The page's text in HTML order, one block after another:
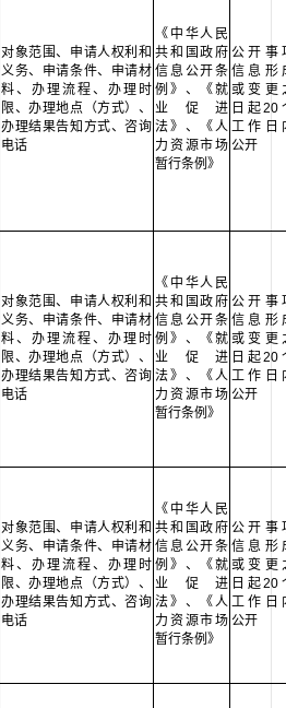
对象范围、申请人权利和
义务、申请条件、申请材
料、办理流程、办理时
限、办理地点（方式）、
办理结果告知方式、咨询
电话
《中华人民
共和国政府
信息公开条
例》、《就
业促进
法》、《人
力资源市场
暂行条例》
公开事
信息形
或变更
日起20
工作日
公开
对象范围、申请人权利和
义务、申请条件、申请材
料、办理流程、办理时
限、办理地点（方式）、
办理结果告知方式、咨询
电话
《中华人民
共和国政府
信息公开条
例》、《就
业促进
法》、《人
力资源市场
暂行条例》
公开事
信息形
或变更
日起20
工作日
公开
对象范围、申请人权利和
义务、申请条件、申请材
料、办理流程、办理时
限、办理地点（方式）、
办理结果告知方式、咨询
电话
《中华人民
共和国政府
信息公开条
例》、《就
业促进
法》、《人
力资源市场
暂行条例》
公开事
信息形
或变更
日起20
工作日
公开